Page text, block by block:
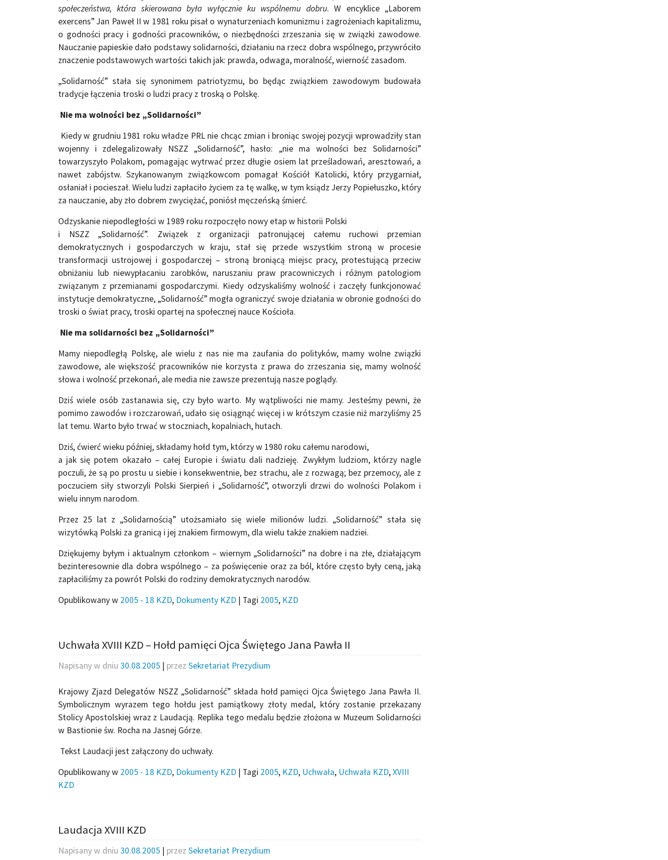
społeczeństwa, która skierowana była wyłącznie ku wspólnemu dobru. W encyklice „Laborem
exercens” Jan Paweł II w 1981 roku pisał o wynaturzeniach komunizmu i zagrożeniach kapitalizmu,
o godności pracy i godności pracowników, o niezbędności zrzeszania się w związki zawodowe.
Nauczanie papieskie dało podstawy solidarności, działaniu na rzecz dobra wspólnego, przywróciło
znaczenie podstawowych wartości takich jak: prawda, odwaga, moralność, wierność zasadom.
„Solidarność” stała się synonimem patriotyzmu, bo będąc związkiem zawodowym budowała
tradycje łączenia troski o ludzi pracy z troską o Polskę.
Nie ma wolności bez „Solidarności”
Kiedy w grudniu 1981 roku władze PRL nie chcąc zmian i broniąc swojej pozycji wprowadziły stan
wojenny i zdelegalizowały NSZZ „Solidarność”, hasło: „nie ma wolności bez Solidarności”
towarzyszyło Polakom, pomagając wytrwać przez długie osiem lat prześladowań, aresztowań, a
nawet zabójstw. Szykanowanym związkowcom pomagał Kościół Katolicki, który przygarniał,
osłaniał i pocieszał. Wielu ludzi zapłaciło życiem za tę walkę, w tym ksiądz Jerzy Popiełuszko, który
za nauczanie, aby zło dobrem zwyciężać, poniósł męczeńską śmierć.
Odzyskanie niepodległości w 1989 roku rozpoczęło nowy etap w historii Polski
i NSZZ „Solidarność”. Związek z organizacji patronującej całemu ruchowi przemian
demokratycznych i gospodarczych w kraju, stał się przede wszystkim stroną w procesie
transformacji ustrojowej i gospodarczej – stroną broniącą miejsc pracy, protestującą przeciw
obniżaniu lub niewypłacaniu zarobków, naruszaniu praw pracowniczych i różnym patologiom
związanym z przemianami gospodarczymi. Kiedy odzyskaliśmy wolność i zaczęły funkcjonować
instytucje demokratyczne, „Solidarność” mogła ograniczyć swoje działania w obronie godności do
troski o świat pracy, troski opartej na społecznej nauce Kościoła.
Nie ma solidarności bez „Solidarności”
Mamy niepodległą Polskę, ale wielu z nas nie ma zaufania do polityków, mamy wolne związki
zawodowe, ale większość pracowników nie korzysta z prawa do zrzeszania się, mamy wolność
słowa i wolność przekonań, ale media nie zawsze prezentują nasze poglądy.
Dziś wiele osób zastanawia się, czy było warto. My wątpliwości nie mamy. Jesteśmy pewni, że
pomimo zawodów i rozczarowań, udało się osiągnąć więcej i w krótszym czasie niż marzyliśmy 25
lat temu. Warto było trwać w stoczniach, kopalniach, hutach.
Dziś, ćwierć wieku później, składamy hołd tym, którzy w 1980 roku całemu narodowi,
a jak się potem okazało – całej Europie i światu dali nadzieję. Zwykłym ludziom, którzy nagle
poczuli, że są po prostu u siebie i konsekwentnie, bez strachu, ale z rozwagą; bez przemocy, ale z
poczuciem siły stworzyli Polski Sierpień i „Solidarność”, otworzyli drzwi do wolności Polakom i
wielu innym narodom.
Przez 25 lat z „Solidarnością” utożsamiało się wiele milionów ludzi. „Solidarność” stała się
wizytówką Polski za granicą i jej znakiem firmowym, dla wielu także znakiem nadziei.
Dziękujemy byłym i aktualnym członkom – wiernym „Solidarności” na dobre i na złe, działającym
bezinteresownie dla dobra wspólnego – za poświęcenie oraz za ból, które często były ceną, jaką
zapłaciliśmy za powrót Polski do rodziny demokratycznych narodów.
Opublikowany w 2005 - 18 KZD, Dokumenty KZD | Tagi 2005, KZD
Uchwała XVIII KZD – Hołd pamięci Ojca Świętego Jana Pawła II
Napisany w dniu 30.08.2005 | przez Sekretariat Prezydium
Krajowy Zjazd Delegatów NSZZ „Solidarność” składa hołd pamięci Ojca Świętego Jana Pawła II.
Symbolicznym wyrazem tego hołdu jest pamiątkowy złoty medal, który zostanie przekazany
Stolicy Apostolskiej wraz z Laudacją. Replika tego medalu będzie złożona w Muzeum Solidarności
w Bastionie św. Rocha na Jasnej Górze.
Tekst Laudacji jest załączony do uchwały.
Opublikowany w 2005 - 18 KZD, Dokumenty KZD | Tagi 2005, KZD, Uchwała, Uchwała KZD,XVIII
KZD
Laudacja XVIII KZD
Napisany w dniu 30.08.2005 | przez Sekretariat Prezydium